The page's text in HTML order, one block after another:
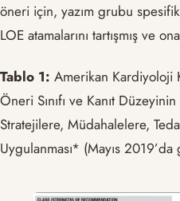
öneri için, yazım grubu
LOE atamalarını tartışmış ve
Tablo 1: Amerikan Kardiyoloji
Öneri Sınıfı ve Kanıt
Stratejilere, Müdahalelere,
Uygulanması* (Mayıs